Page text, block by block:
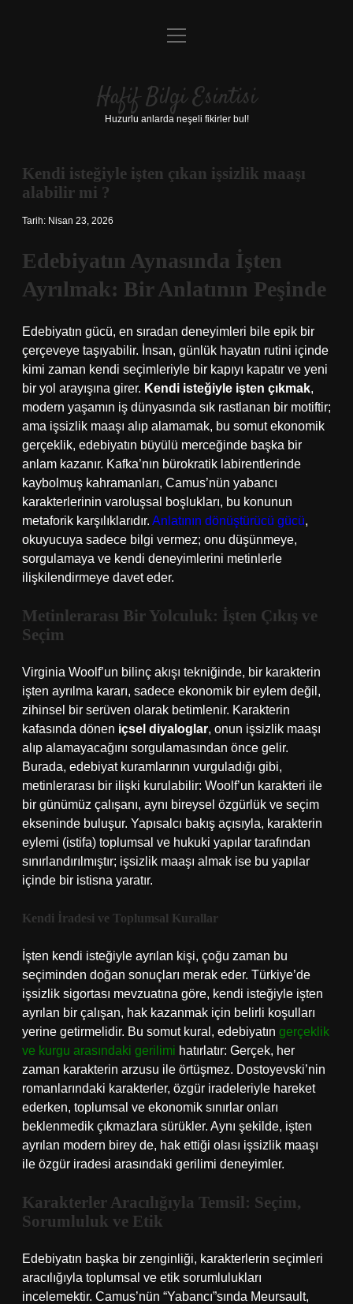
Anasayfa
Yasal Uyarı
menüyü
Hafif Bilgi Esintisi
Huzurlu anlarda neşeli fikirler bul!
Kendi isteğiyle işten çıkan işsizlik maaşı
alabilir mi ?
Tarih: Nisan 23, 2026
Edebiyatın Aynasında İşten
Ayrılmak: Bir Anlatının Peşinde
Edebiyatın gücü, en sıradan deneyimleri bile epik bir
çerçeveye taşıyabilir. İnsan, günlük hayatın rutini içinde
kimi zaman kendi seçimleriyle bir kapıyı kapatır ve yeni
bir yol arayışına girer. Kendi isteğiyle işten çıkmak,
modern yaşamın iş dünyasında sık rastlanan bir motiftir;
ama işsizlik maaşı alıp alamamak, bu somut ekonomik
gerçeklik, edebiyatın büyülü merceğinde başka bir
anlam kazanır. Kafka’nın bürokratik labirentlerinde
kaybolmuş kahramanları, Camus’nün yabancı
karakterlerinin varoluşsal boşlukları, bu konunun
metaforik karşılıklarıdır. Anlatının dönüştürücü gücü,
okuyucuya sadece bilgi vermez; onu düşünmeye,
sorgulamaya ve kendi deneyimlerini metinlerle
ilişkilendirmeye davet eder.
Metinlerarası Bir Yolculuk: İşten Çıkış ve
Seçim
Virginia Woolf’un bilinç akışı tekniğinde, bir karakterin
işten ayrılma kararı, sadece ekonomik bir eylem değil,
zihinsel bir serüven olarak betimlenir. Karakterin
kafasında dönen içsel diyaloglar, onun işsizlik maaşı
alıp alamayacağını sorgulamasından önce gelir.
Burada, edebiyat kuramlarının vurguladığı gibi,
metinlerarası bir ilişki kurulabilir: Woolf’un karakteri ile
bir günümüz çalışanı, aynı bireysel özgürlük ve seçim
ekseninde buluşur. Yapısalcı bakış açısıyla, karakterin
eylemi (istifa) toplumsal ve hukuki yapılar tarafından
sınırlandırılmıştır; işsizlik maaşı almak ise bu yapılar
içinde bir istisna yaratır.
Kendi İradesi ve Toplumsal Kurallar
İşten kendi isteğiyle ayrılan kişi, çoğu zaman bu
seçiminden doğan sonuçları merak eder. Türkiye’de
işsizlik sigortası mevzuatına göre, kendi isteğiyle işten
ayrılan bir çalışan, hak kazanmak için belirli koşulları
yerine getirmelidir. Bu somut kural, edebiyatın gerçeklik
ve kurgu arasındaki gerilimi hatırlatır: Gerçek, her
zaman karakterin arzusu ile örtüşmez. Dostoyevski’nin
romanlarındaki karakterler, özgür iradeleriyle hareket
ederken, toplumsal ve ekonomik sınırlar onları
beklenmedik çıkmazlara sürükler. Aynı şekilde, işten
ayrılan modern birey de, hak ettiği olası işsizlik maaşı
ile özgür iradesi arasındaki gerilimi deneyimler.
Karakterler Aracılığıyla Temsil: Seçim,
Sorumluluk ve Etik
Edebiyatın başka bir zenginliği, karakterlerin seçimleri
aracılığıyla toplumsal ve etik sorumlulukları
incelemektir. Camus’nün “Yabancı”sında Meursault,